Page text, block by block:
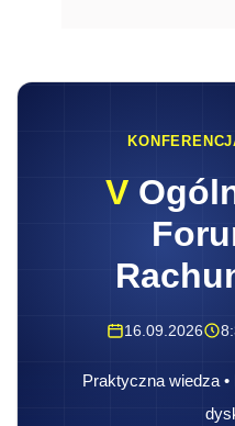
V
16.09.2026
Praktyczna wiedza •